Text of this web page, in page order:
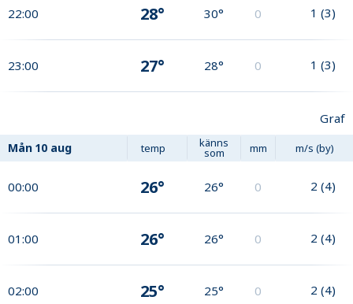
22:00 28° 30° 0 1 (3)
23:00 27° 28° 0 1 (3)
Graf
Mån 10 aug temp känns
som mm m/s (by)
00:00 26° 26° 0 2 (4)
01:00 26° 26° 0 2 (4)
02:00 25° 25° 0 2 (4)